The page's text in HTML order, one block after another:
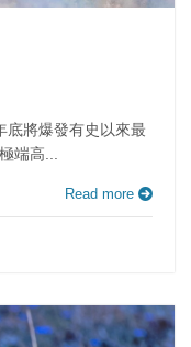
底將爆發有史以來最
端高...
Read more